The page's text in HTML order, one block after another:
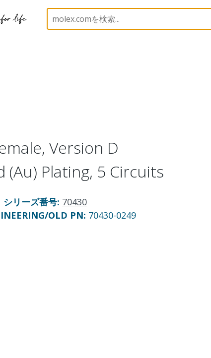
Connectors 70430 15474052
Version D
(Au) Plating, 5 Circuits
シリーズ番号: 70430
OLD PN: 70430-0249